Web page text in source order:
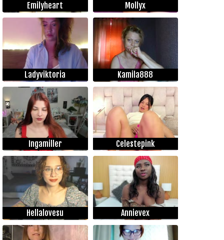
Emilyheart Mollyx
Ladyviktoria Kamila888
Ingamiller Celestepink
Hellalovesu Annievex